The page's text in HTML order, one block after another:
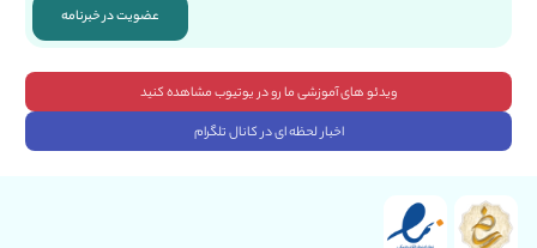
عضویت در خبرنامه
ویدئو های آموزشی ما رو در یوتیوب مشاهده کنید
اخبار لحظه ای در کانال تلگرام